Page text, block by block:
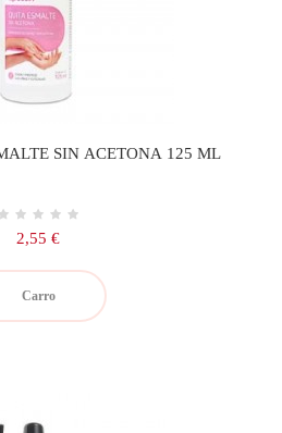
SIN ACETONA 125 ML
Precio
2,55 €
Carro